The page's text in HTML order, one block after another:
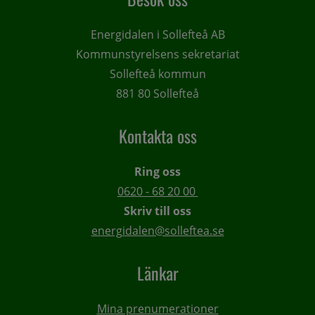
Energidalen i Sollefteå AB
Kommunstyrelsens sekretariat
Sollefteå kommun
881 80 Sollefteå
Kontakta oss
Ring oss
0620 - 68 20 00
Skriv till oss
energidalen@solleftea.se
Länkar
Mina prenumerationer